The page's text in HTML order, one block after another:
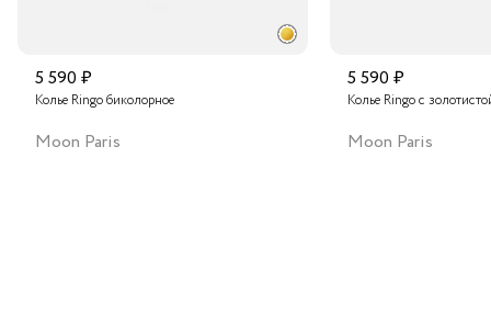
5 590 ₽
Колье Ringo биколорное
Moon Paris
5 590 ₽
Колье Ringo с
Moon Paris